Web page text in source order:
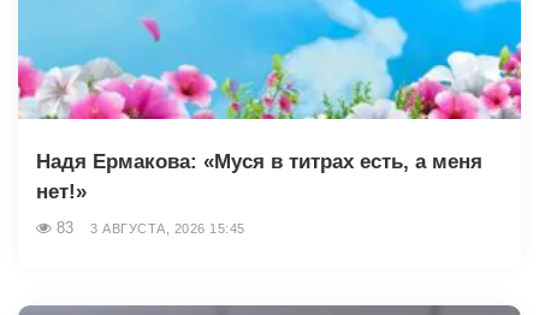
Надя Ермакова: «Муся в титрах есть, а меня
нет!»
83 3 АВГУСТА, 2026 15:45